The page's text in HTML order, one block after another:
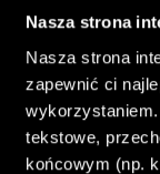
Nasza strona
Nasza strona
zapewnić ci
tekstowe,
końcowym (np.